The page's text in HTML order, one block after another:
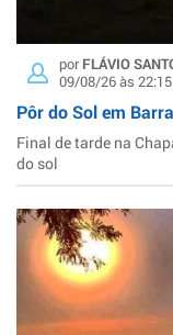
porFLÁVIO
09/08/26 às 22:15
Pôr do Sol em
Final de tarde na
do sol